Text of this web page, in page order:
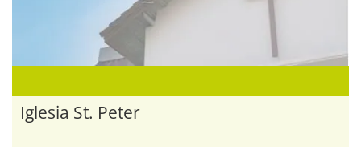
Iglesia St. Peter